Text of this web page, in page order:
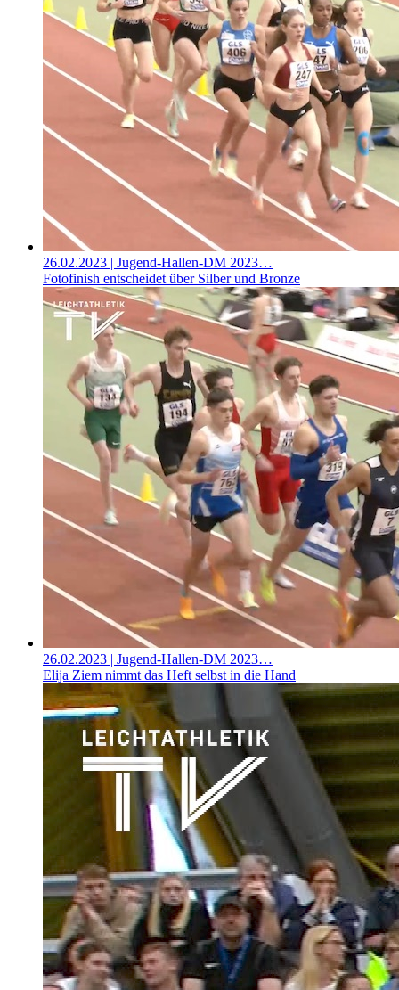
26.02.2023 | Jugend-Hallen-DM 2023…
Fotofinish entscheidet über Silber und Bronze
26.02.2023 | Jugend-Hallen-DM 2023…
Elija Ziem nimmt das Heft selbst in die Hand